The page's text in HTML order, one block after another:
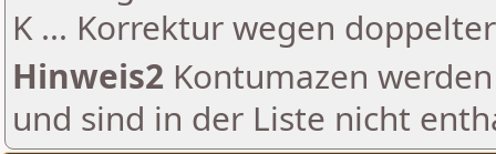
K ... Korrektur wegen
Hinweis2 Kontumazen
und sind in der Liste nicht